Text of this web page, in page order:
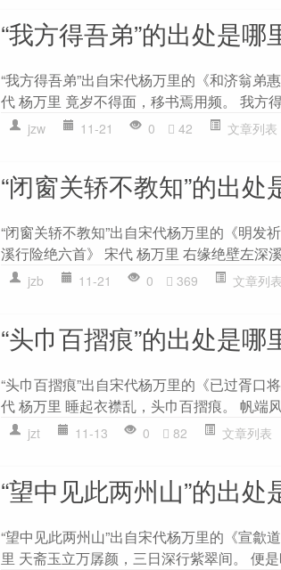
“我方得吾弟”的出处是哪
“我方得吾弟”出自宋代杨万里的《和济翁弟
代 杨万里 竟岁不得面，移书焉用频。 我方
jzw 11-21 0 42 文章列表
“闭窗关轿不教知”的出处
“闭窗关轿不教知”出自宋代杨万里的《明发
溪行险绝六首》 宋代 杨万里 右缘绝壁左深
jzb 11-21 0 369 文章列表
“头巾百摺痕”的出处是哪
“头巾百摺痕”出自宋代杨万里的《已过胥口
代 杨万里 睡起衣襟乱，头巾百摺痕。 帆端
jzt 11-13 0 82 文章列表
“望中见此两州山”的出处
“望中见此两州山”出自宋代杨万里的《宣歙
里 天斋玉立万孱颜，三日深行紫翠间。 便